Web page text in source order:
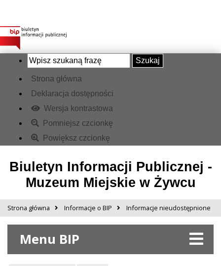
Szukaj
Strona główna
Deklaracja dostępności
Wersja kontrastowa
Pomniejsz czcionkę
Powiększ czcionkę
Biuletyn Informacji Publicznej -
Muzeum Miejskie w Żywcu
Strona główna Informacje o BIP Informacje nieudostępnione
Menu BIP